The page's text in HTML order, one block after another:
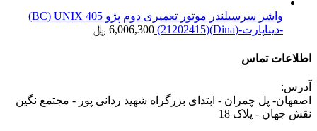
واشر سرسیلندر موتور تعمیری دوم پژو 405 BC) UNIX)
-دیناپارت-(Dina)(21202415)
6,006,300 ﷼
اطلاعات تماس
آدرس:
اصفهان- پل چمران - ابتدای بزرگراه شهید ردانی پور - مجتمع نگین
نقش جهان - پلاک 18